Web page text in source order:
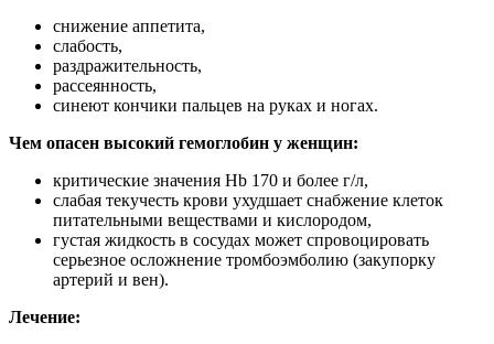
снижение аппетита,
слабость,
раздражительность,
рассеянность,
синеют кончики пальцев на руках и ногах.
Чем опасен высокий гемоглобин у женщин:
критические значения Hb 170 и более г/л,
слабая текучесть крови ухудшает снабжение клеток
питательными веществами и кислородом,
густая жидкость в сосудах может спровоцировать
серьезное осложнение тромбоэмболию (закупорку
артерий и вен).
Лечение: